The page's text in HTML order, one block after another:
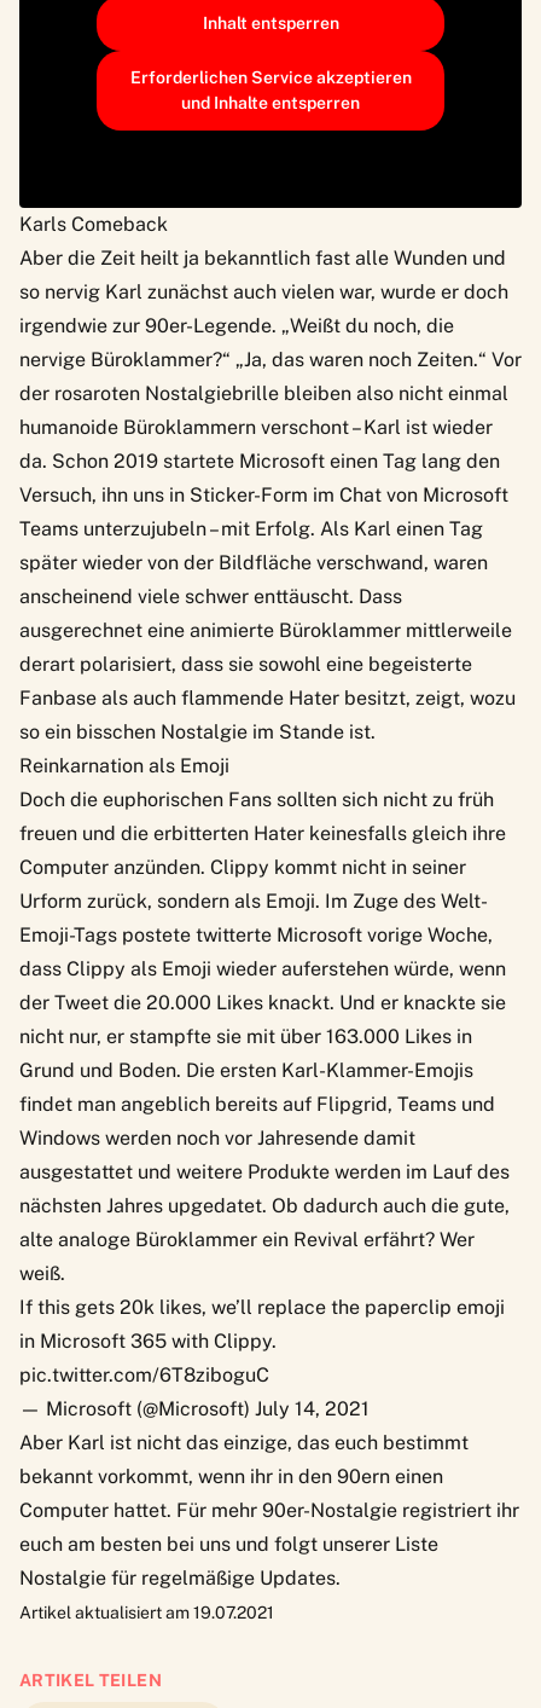
Inhalt entsperren
Erforderlichen Service akzeptieren
und Inhalte entsperren
Karls Comeback
Aber die Zeit heilt ja bekanntlich fast alle Wunden und
so nervig Karl zunächst auch vielen war, wurde er doch
irgendwie zur 90er-Legende. „Weißt du noch, die
nervige Büroklammer?“ „Ja, das waren noch Zeiten.“ Vor
der rosaroten Nostalgiebrille bleiben also nicht einmal
humanoide Büroklammern verschont – Karl ist wieder
da. Schon 2019 startete Microsoft einen Tag lang den
Versuch, ihn uns in Sticker-Form im Chat von Microsoft
Teams unterzujubeln – mit Erfolg. Als Karl einen Tag
später wieder von der Bildfläche verschwand, waren
anscheinend viele schwer enttäuscht. Dass
ausgerechnet eine animierte Büroklammer mittlerweile
derart polarisiert, dass sie sowohl eine begeisterte
Fanbase als auch flammende Hater besitzt, zeigt, wozu
so ein bisschen Nostalgie im Stande ist.
Reinkarnation als Emoji
Doch die euphorischen Fans sollten sich nicht zu früh
freuen und die erbitterten Hater keinesfalls gleich ihre
Computer anzünden. Clippy kommt nicht in seiner
Urform zurück, sondern als Emoji. Im Zuge des Welt-
Emoji-Tags postete twitterte Microsoft vorige Woche,
dass Clippy als Emoji wieder auferstehen würde, wenn
der Tweet die 20.000 Likes knackt. Und er knackte sie
nicht nur, er stampfte sie mit über 163.000 Likes in
Grund und Boden. Die ersten Karl-Klammer-Emojis
findet man angeblich bereits auf Flipgrid, Teams und
Windows werden noch vor Jahresende damit
ausgestattet und weitere Produkte werden im Lauf des
nächsten Jahres upgedatet. Ob dadurch auch die gute,
alte analoge Büroklammer ein Revival erfährt? Wer
weiß.
If this gets 20k likes, we’ll replace the paperclip emoji
in Microsoft 365 with Clippy.
pic.twitter.com/6T8ziboguC
— Microsoft (@Microsoft) July 14, 2021
Aber Karl ist nicht das einzige, das euch bestimmt
bekannt vorkommt, wenn ihr in den 90ern einen
Computer hattet. Für mehr 90er-Nostalgie registriert ihr
euch am besten bei uns und folgt unserer Liste
Nostalgie für regelmäßige Updates.
Artikel aktualisiert am 19.07.2021
ARTIKEL TEILEN